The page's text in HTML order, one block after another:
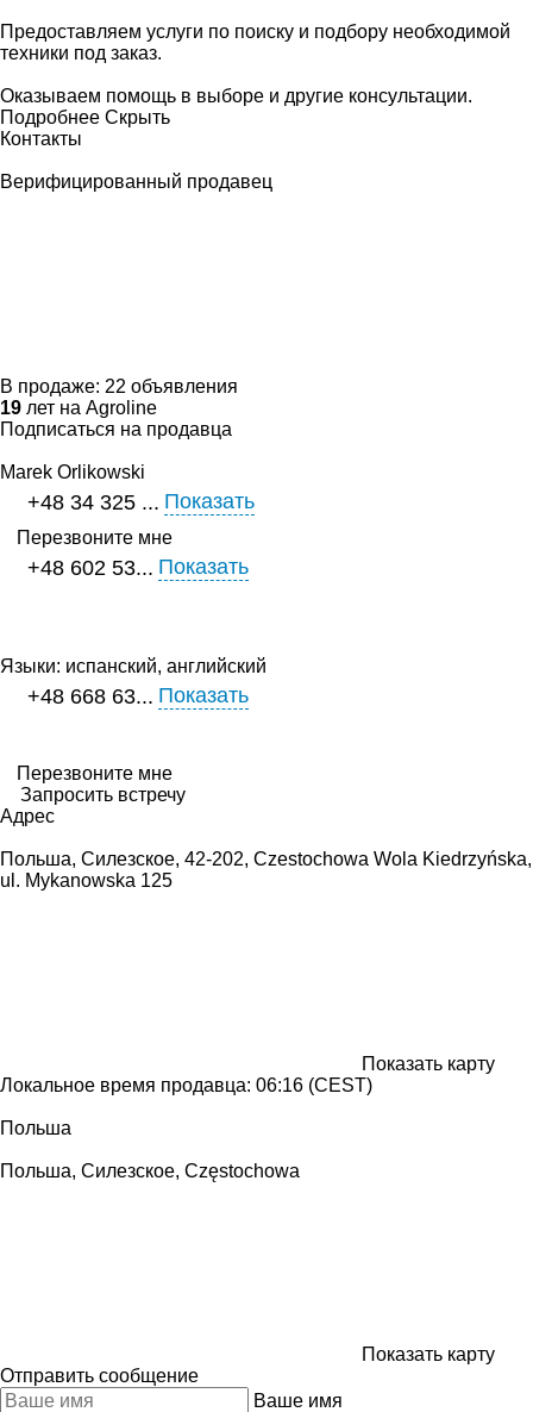
Предоставляем услуги по поиску и подбору необходимой
техники под заказ.
Оказываем помощь в выборе и другие консультации.
Подробнее Скрыть
Контакты
Верифицированный продавец
В продаже: 22 объявления
19 лет на Agroline
Подписаться на продавца
Marek Orlikowski
+48 34 325 ... Показать
Перезвоните мне
+48 602 53... Показать
Языки: испанский, английский
+48 668 63... Показать
Перезвоните мне
Запросить встречу
Адрес
Польша, Силезское, 42-202, Czestochowa Wola Kiedrzyńska,
ul. Mykanowska 125
Показать карту
Локальное время продавца: 06:16 (CEST)
Польша
Польша, Силезское, Częstochowa
Показать карту
Отправить сообщение
Ваше имя